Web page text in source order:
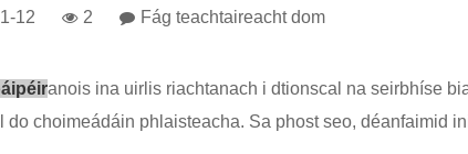
12 2 Fág teachtaireacht dom
anois ina uirlis riachtanach i dtionscal na seirbhíse
choimeádáin phlaisteacha. Sa phost seo, déanfaimid